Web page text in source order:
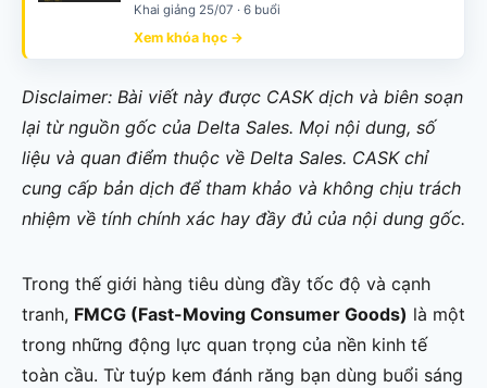
Khai giảng 25/07 · 6 buổi
Xem khóa học →
Disclaimer: Bài viết này được CASK dịch và biên soạn
lại từ nguồn gốc của Delta Sales. Mọi nội dung, số
liệu và quan điểm thuộc về Delta Sales. CASK chỉ
cung cấp bản dịch để tham khảo và không chịu trách
nhiệm về tính chính xác hay đầy đủ của nội dung gốc.
Trong thế giới hàng tiêu dùng đầy tốc độ và cạnh
tranh, FMCG (Fast-Moving Consumer Goods) là một
trong những động lực quan trọng của nền kinh tế
toàn cầu. Từ tuýp kem đánh răng bạn dùng buổi sáng